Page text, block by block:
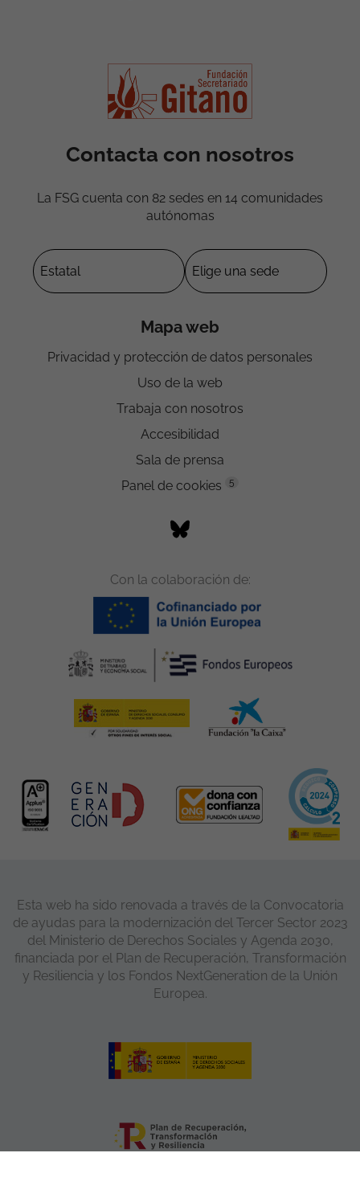
Contacta con nosotros
La FSG cuenta con 82 sedes en 14 comunidades
autónomas
Mapa web
Privacidad y protección de datos personales
Uso de la web
Trabaja con nosotros
Accesibilidad
Sala de prensa
Panel de cookies
5
Con la colaboración de:
Esta web ha sido renovada a través de la Convocatoria
de ayudas para la modernización del Tercer Sector 2023
del Ministerio de Derechos Sociales y Agenda 2030,
financiada por el Plan de Recuperación, Transformación
y Resiliencia y los Fondos NextGeneration de la Unión
Europea.